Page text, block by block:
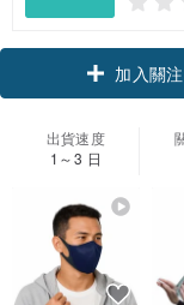
加入關注
出貨速度
1～3 日